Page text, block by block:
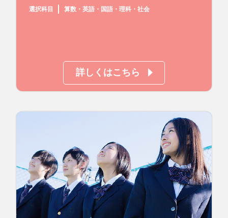
選択科目 算数・英語・国語・理科・社会
詳しくはこちら